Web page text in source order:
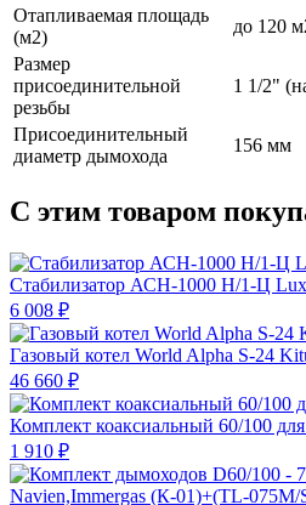
Отапливаемая площадь
(м2)
до 120
Размер
присоединительной
резьбы
1 1/2"
Присоединительный
диаметр дымохода
156 мм
С этим товаром
Стабилизатор АСН-1000 Н/1-Ц Lux
6 008 ₽
Газовый котел World Alpha S-24
46 660 ₽
Комплект коаксиальный 60/100
1 910 ₽